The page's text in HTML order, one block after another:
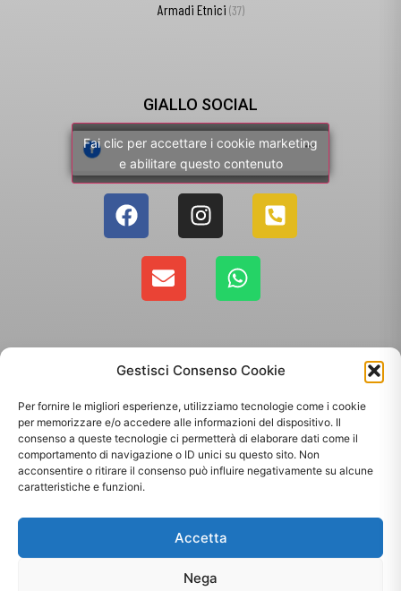
Gestisci Consenso Cookie
Per fornire le migliori esperienze, utilizziamo tecnologie come i cookie
per memorizzare e/o accedere alle informazioni del dispositivo. Il
consenso a queste tecnologie ci permetterà di elaborare dati come il
comportamento di navigazione o ID unici su questo sito. Non
acconsentire o ritirare il consenso può influire negativamente su alcune
caratteristiche e funzioni.
Accetta
Nega
Armadi Etnici (37)
GIALLO SOCIAL
Fai clic per accettare i cookie marketing
e abilitare questo contenuto
Copyright 2025 - Giallo Sun sas di Sandonà Alessandro & C. | Via Roma 106,
35010 Massanzago PD | P.Iva: 03885160287
Sito web realizzato daOrezero Digital Agency